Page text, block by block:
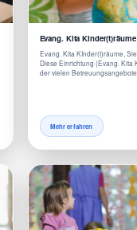
Evang. Kita KInder(t)räume
Evang. Kita KInder(t)räume,
Diese Einrichtung (Evang. Kita
der vielen
Mehr erfahren